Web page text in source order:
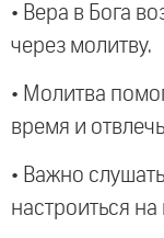
• Вера в Бога
через молитву.
• Молитва
время и
• Важно
настроиться